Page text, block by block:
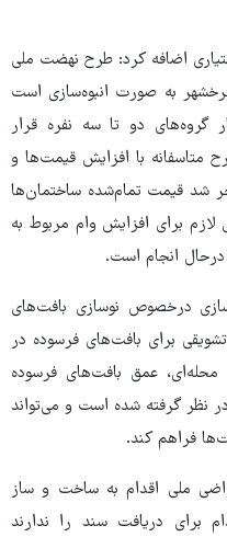
اضافه کرد: طرح نهضت ملی
به صورت انبوه‌سازی است
گروه‌های دو تا سه نفره قرار
متاسفانه با افزایش قیمت‌ها و
شد قیمت تمام‌شده ساختمان‌ها
لازم برای افزایش وام مربوط به
انجام است.
درخصوص نوسازی بافت‌های
برای بافت‌های فرسوده در
عمق بافت‌های فرسوده
نظر گرفته شده است و می‌تواند
فراهم کند.
ملی اقدام به ساخت و ساز
برای دریافت سند را ندارند